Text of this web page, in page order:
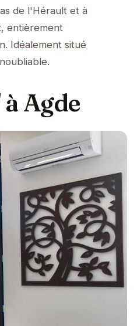
de l'Hérault et à
entièrement
Idéalement situé
Agde